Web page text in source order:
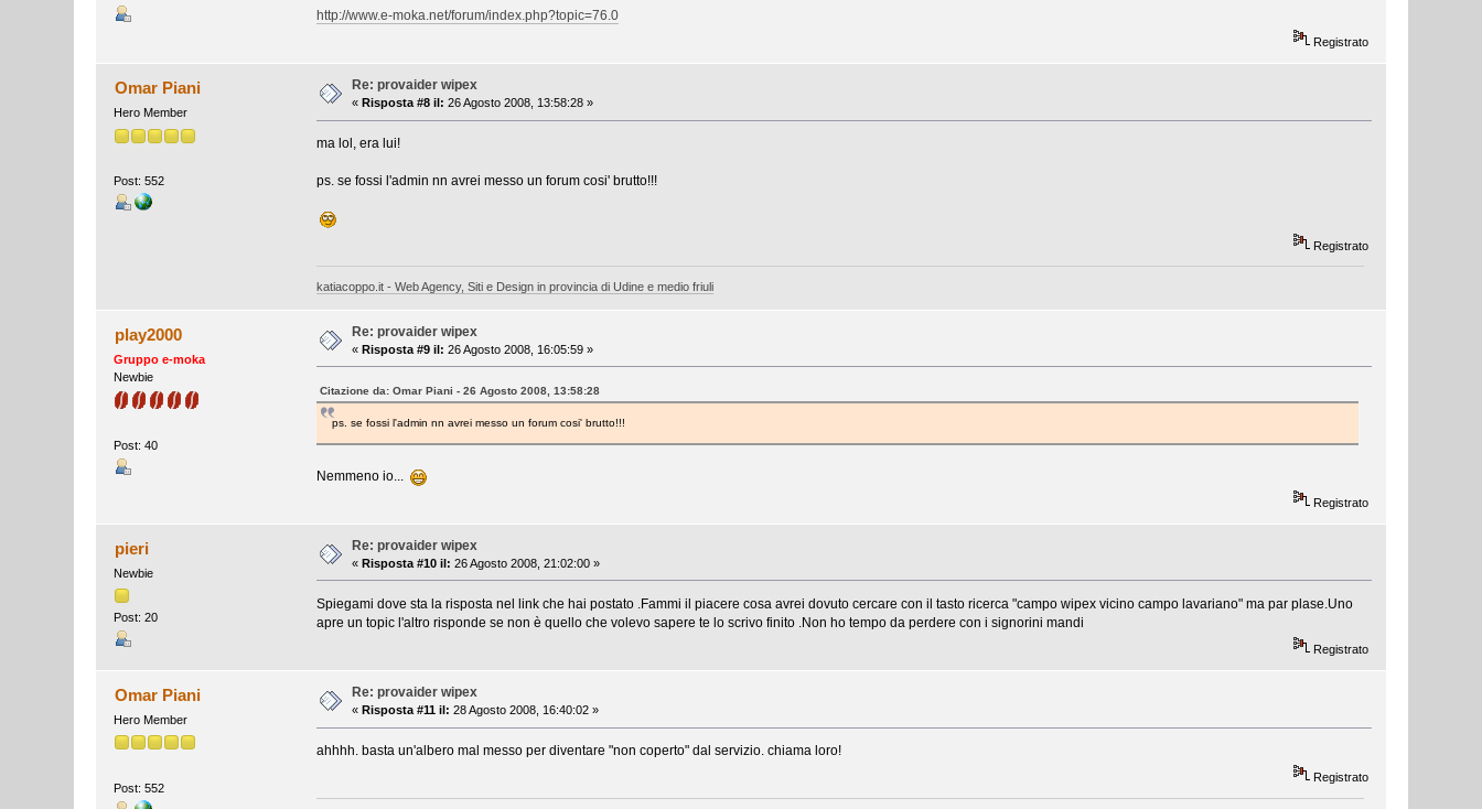
http://www.e-moka.net/forum/index.php?topic=76.0
Registrato
Omar Piani
Hero Member
Post: 552
Re: provaider wipex
« Risposta #8 il: 26 Agosto 2008, 13:58:28 »
ma lol, era lui!
ps. se fossi l'admin nn avrei messo un forum cosi' brutto!!!
Registrato
katiacoppo.it - Web Agency, Siti e Design in provincia di Udine e medio friuli
play2000
Gruppo e-moka
Newbie
Post: 40
Re: provaider wipex
«Risposta #9 il: 26 Agosto 2008, 16:05:59 »
Citazione da: Omar Piani - 26 Agosto 2008, 13:58:28
ps. se fossi l'admin nn avrei messo un forum cosi' brutto!!!
Nemmeno io...
Registrato
pieri
Newbie
Post: 20
Re: provaider wipex
«Risposta #10 il: 26 Agosto 2008, 21:02:00 »
Spiegami dove sta la risposta nel link che hai postato .Fammi il piacere cosa avrei dovuto cercare con il tasto ricerca "campo wipex vicino campo lavariano" ma par plase.Uno
apre un topic l'altro risponde se non è quello che volevo sapere te lo scrivo finito .Non ho tempo da perdere con i signorini mandi
Registrato
Omar Piani
Hero Member
Post: 552
Re: provaider wipex
«Risposta #11 il: 28 Agosto 2008, 16:40:02 »
ahhhh. basta un'albero mal messo per diventare "non coperto" dal servizio. chiama loro!
Registrato